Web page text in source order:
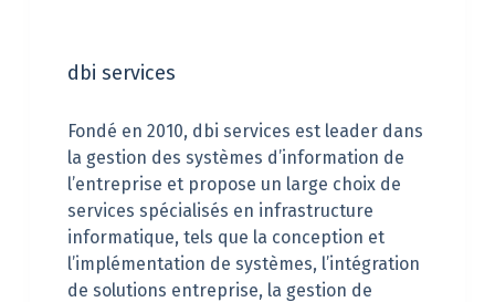
dbi services
Fondé en 2010, dbi services est leader dans
la gestion des systèmes d’information de
l’entreprise et propose un large choix de
services spécialisés en infrastructure
informatique, tels que la conception et
l’implémentation de systèmes, l’intégration
de solutions entreprise, la gestion de